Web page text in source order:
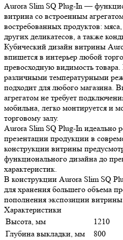
Aurora Slim SQ Plug-In —
витрина со встроенным
востребованных продуктов:
других деликатесов, а также
Кубический дизайн витрины
впишется в интерьер любой
превосходную видимость
различными температурными
подходит для любого магазина.
агрегатом не требует
мобильна, легко монтируется и
торговому залу.
Aurora Slim SQ Plug-In идеально
презентации продукции в
конструкции витрины
функционального дизайна до
характеристик.
В конструкции Aurora Slim SQ
для хранения большего объема
пополнения экспозиции
Характеристики
Высота, мм
1210
Глубина выкладки, мм
800